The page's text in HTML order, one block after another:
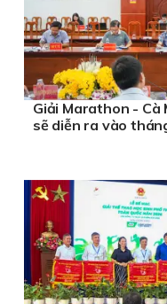
Giải Marathon - Cà
sẽ diễn ra vào